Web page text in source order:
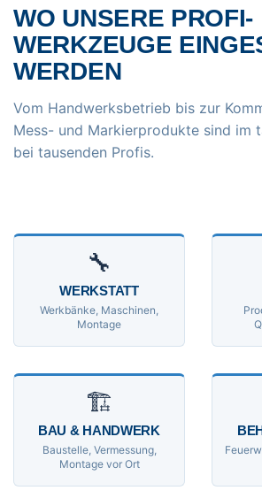
WO UNSERE PROFI-
WERKZEUGE
WERDEN
Vom Handwerksbetrieb bis zur
Mess- und Markierprodukte sind im
bei tausenden Profis.
🔧
WERKSTATT
Werkbänke, Maschinen,
Montage
🏗
BAU & HANDWERK
Baustelle, Vermessung,
Montage vor Ort